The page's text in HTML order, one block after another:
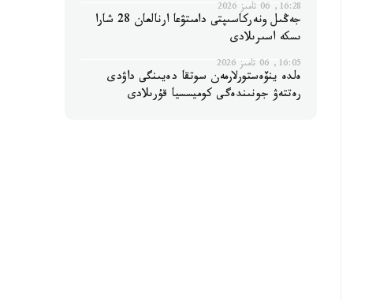
16:28, 06 تامىز 2026
جەڭىل ونەركاسىپتى دامىتۋعا ارنالعان 28 شارا
ىسكە اسىرىلادى
16:05, 06 تامىز 2026
ەلدە ينۆەستورلارمەن سوتقا دەيىنگى داۋدى
رەتتەۋ جونىندەگى كوميسسيا قۇرىلادى